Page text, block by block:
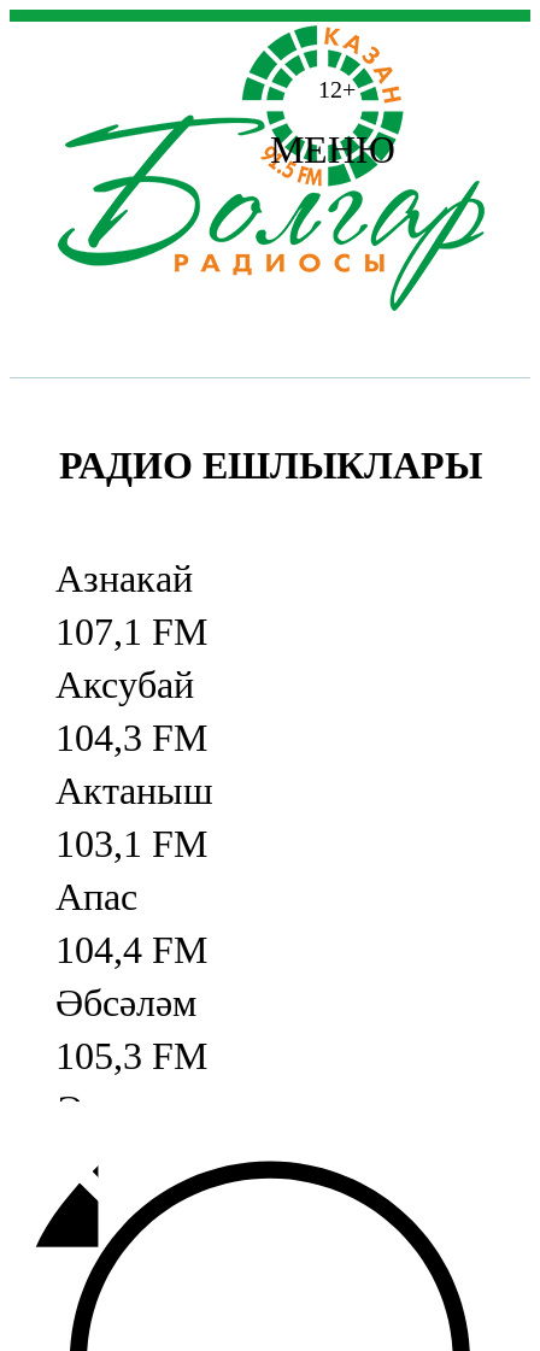
12+
МЕНЮ
РАДИО ЕШЛЫКЛАРЫ
Азнакай
107,1 FM
Аксубай
104,3 FM
Актаныш
103,1 FM
Апас
104,4 FM
Әбсәләм
105,3 FM
Әлмәт
92,9 FM
Базарлы матак
107,1 FM
Балык бистәсе